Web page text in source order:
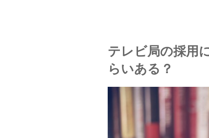
テレビ局の採用
らいある？